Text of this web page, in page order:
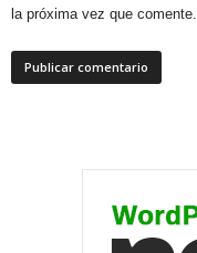
la próxima vez que comente.